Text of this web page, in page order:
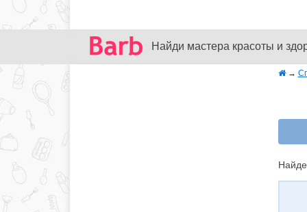
Найди мастера красоты и
→